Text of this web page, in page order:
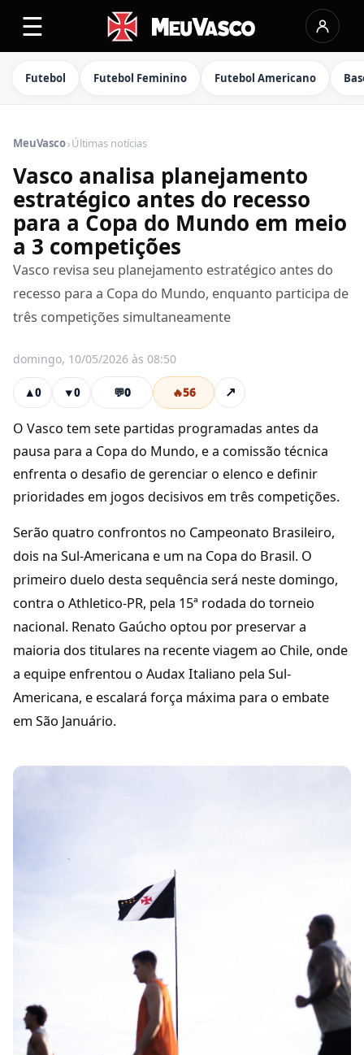
☰
Futebol Futebol Feminino Futebol Americano
MeuVasco›Últimas notícias
Vasco analisa planejamento
estratégico antes do recesso
para a Copa do Mundo em meio
a 3 competições
Vasco revisa seu planejamento estratégico antes do
recesso para a Copa do Mundo, enquanto participa de
três competições simultaneamente
domingo, 10/05/2026 às 08:50
▲0 ▼0 💬0 🔥56 ↗
O Vasco tem sete partidas programadas antes da
pausa para a Copa do Mundo, e a comissão técnica
enfrenta o desafio de gerenciar o elenco e definir
prioridades em jogos decisivos em três competições.
Serão quatro confrontos no Campeonato Brasileiro,
dois na Sul-Americana e um na Copa do Brasil. O
primeiro duelo desta sequência será neste domingo,
contra o Athletico-PR, pela 15ª rodada do torneio
nacional. Renato Gaúcho optou por preservar a
maioria dos titulares na recente viagem ao Chile, onde
a equipe enfrentou o Audax Italiano pela Sul-
Americana, e escalará força máxima para o embate
em São Januário.